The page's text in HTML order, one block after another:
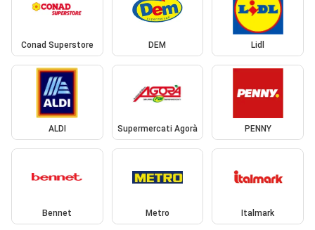
Conad Superstore DEM Lidl
ALDI Supermercati Agorà PENNY
Bennet Metro Italmark